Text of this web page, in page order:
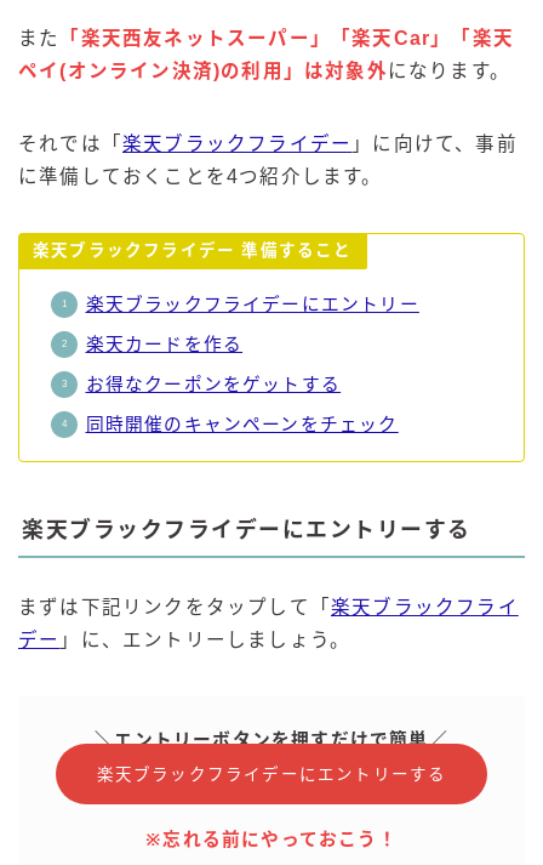
また
「楽天西友ネットスーパー」「楽天Car」「楽天
ペイ(オンライン決済)の利用」は対象外 になります。
それでは「 楽天ブラックフライデー 」に向けて、事前
に準備しておくことを4つ紹介します。
楽天ブラックフライデー 準備すること
楽天ブラックフライデーにエントリー
楽天カードを作る
お得なクーポンをゲットする
同時開催のキャンペーンをチェック
楽天ブラックフライデーにエントリーする
まずは下記リンクをタップして「 楽天ブラックフライ
デー 」に、エントリーしましょう。
＼エントリーボタンを押すだけで簡単／
楽天ブラックフライデーにエントリーする
※忘れる前にやっておこう！